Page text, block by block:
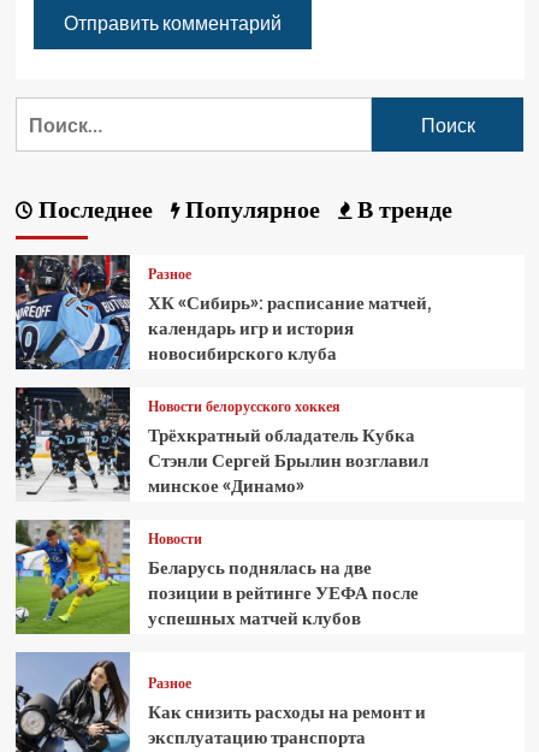
Последнее Популярное В тренде
Разное
ХК «Сибирь»: расписание матчей,
календарь игр и история
новосибирского клуба
Новости белорусского хоккея
Трёхкратный обладатель Кубка
Стэнли Сергей Брылин возглавил
минское «Динамо»
Новости
Беларусь поднялась на две
позиции в рейтинге УЕФА после
успешных матчей клубов
Разное
Как снизить расходы на ремонт и
эксплуатацию транспорта